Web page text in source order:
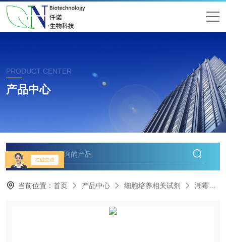
PRODUCT CENTER
产品中心
当前位置： 首页 产品中心 细胞培养相关试剂 潮霉素B